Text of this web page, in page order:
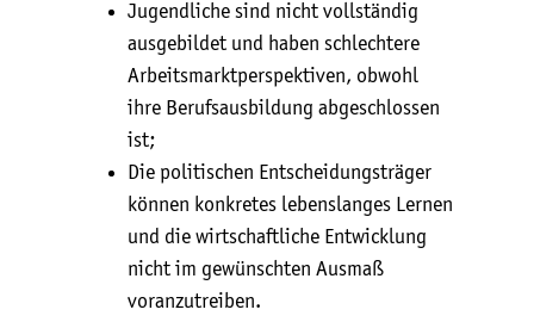
Jugendliche sind nicht vollständig
ausgebildet und haben schlechtere
Arbeitsmarktperspektiven, obwohl
ihre Berufsausbildung abgeschlossen
ist;
Die politischen Entscheidungsträger
können konkretes lebenslanges Lernen
und die wirtschaftliche Entwicklung
nicht im gewünschten Ausmaß
voranzutreiben.